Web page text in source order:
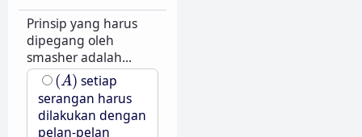
Prinsip yang harus
dipegang oleh
smasher adalah...
(A)
(A) setiap
serangan harus
dilakukan dengan
pelan-pelan